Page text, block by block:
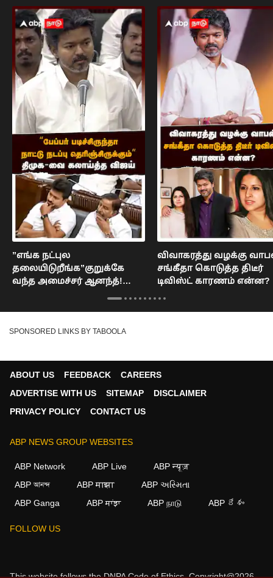
”எங்க நட்புல
தலையிடுறீங்க”குறுக்கே
வந்த அமைச்சர் ஆனந்த்!
விவாகரத்து வழக்கு
சங்கீதா கொடுத்த திடீர்
டிவிஸ்ட் காரணம் என்ன?
SPONSORED LINKS BY TABOOLA
ABOUT US FEEDBACK
CAREERS
ADVERTISE WITH US
SITEMAP
DISCLAIMER
PRIVACY POLICY
CONTACT US
ABP NEWS GROUP WEBSITES
ABP Network ABP Live
ABP न्यूज़
ABP আনন্দ
ABP माझा
ABP અસ્મિતા
ABP Ganga
ABP ਸਾਂਝਾ ABP நாடு ABP దేశం
FOLLOW US
This website follows theDNPA Code of Ethics.Copyright@2026.
We use cookies to improve your experience, analyze